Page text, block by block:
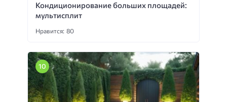
Кондиционирование больших площадей:
мультисплит
Нравится: 80